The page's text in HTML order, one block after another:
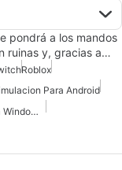
pondrá a los mandos
ruinas y, gracias a…
Roblox
Para Android
Simulador De Camiones Para Windows 10